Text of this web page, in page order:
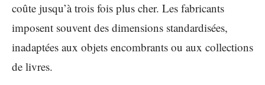
coûte jusqu’à trois fois plus cher. Les fabricants
imposent souvent des dimensions standardisées,
inadaptées aux objets encombrants ou aux collections
de livres.